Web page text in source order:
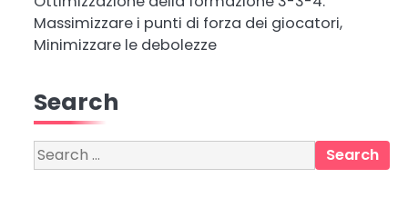
Massimizzare i punti di forza dei giocatori,
Minimizzare le debolezze
Search
Search
for: